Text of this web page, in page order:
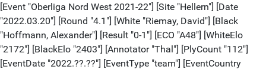
[Event "Oberliga Nord West 2021-22"] [Site "Hellern"] [Date
"2022.03.20"] [Round "4.1"] [White "Riemay, David"] [Black
"Hoffmann, Alexander"] [Result "0-1"] [ECO "A48"] [WhiteElo
"2172"] [BlackElo "2403"] [Annotator "Thal"] [PlyCount "112"]
[EventDate "2022.??.??"] [EventType "team"] [EventCountry